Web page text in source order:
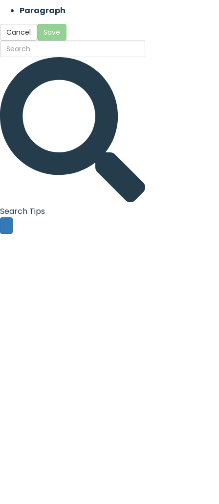
Paragraph
Cancel Save
Search Tips